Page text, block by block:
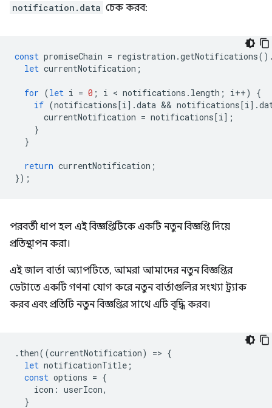
notification.data চেক করব:
const promiseChain = registration .getNotifications
let currentNotification ;
for (let i = 0 ; i < notifications . length ; i++)
{
if (notifications[i].data && notifications[i].
currentNotification = notifications[i];
}
}
return currentNotification ;
});
পরবর্তী ধাপ হল এই বিজ্ঞপ্তিটিকে একটি নতুন বিজ্ঞপ্তি দিয়ে
প্রতিস্থাপন করা।
এই জাল বার্তা অ্যাপটিতে, আমরা আমাদের নতুন বিজ্ঞপ্তির
ডেটাতে একটি গণনা যোগ করে নতুন বার্তাগুলির সংখ্যা ট্র্যাক
করব এবং প্রতিটি নতুন বিজ্ঞপ্তির সাথে এটি বৃদ্ধি করব।
. then((currentNotification) => {
let notificationTitle ;
const options = {
icon : userIcon,
}